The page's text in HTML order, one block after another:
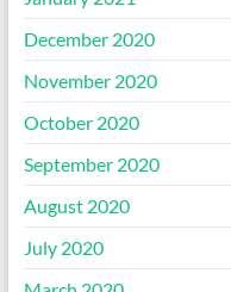
December 2020
November 2020
October 2020
September 2020
August 2020
July 2020